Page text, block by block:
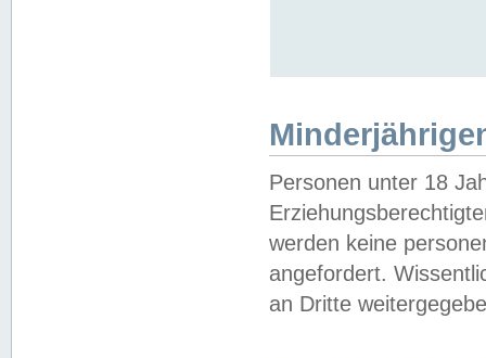
Personen unter 18
werden keine
angefordert.
an Dritte